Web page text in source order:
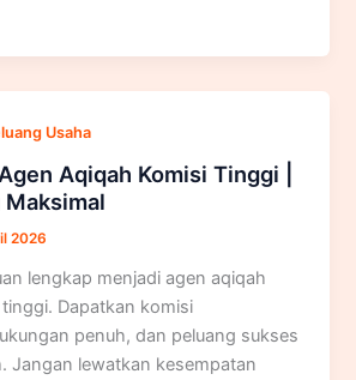
Usaha
Aqiqah Komisi Tinggi |
Maksimal
2026
lengkap menjadi agen aqiqah
Dapatkan komisi
penuh, dan peluang sukses
Jangan lewatkan kesempatan